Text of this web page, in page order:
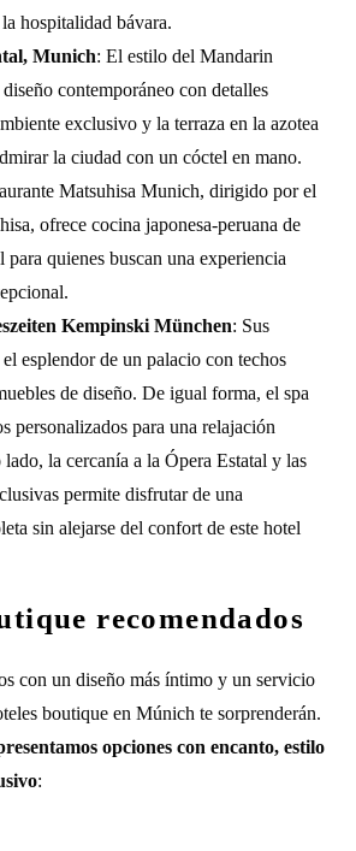
hospitalidad bávara.
Munich: El estilo del Mandarin
contemporáneo con detalles
exclusivo y la terraza en la azotea
la ciudad con un cóctel en mano.
Matsuhisa Munich, dirigido por el
ofrece cocina japonesa-peruana de
quienes buscan una experiencia
Kempinski München: Sus
esplendor de un palacio con techos
de diseño. De igual forma, el spa
personalizados para una relajación
la cercanía a la Ópera Estatal y las
permite disfrutar de una
sin alejarse del confort de este hotel
recomendados
con un diseño más íntimo y un servicio
boutique en Múnich te sorprenderán.
opciones con encanto, estilo
: